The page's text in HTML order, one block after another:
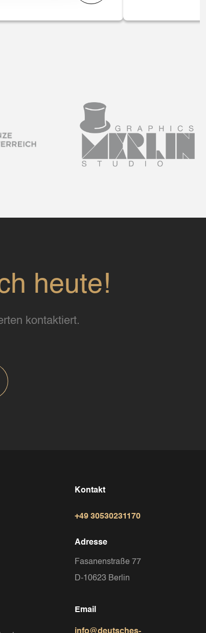
heute!
kontaktiert.
Kontakt
+49 30530231170
Adresse
Fasanenstraße 77
D-10623 Berlin
Email